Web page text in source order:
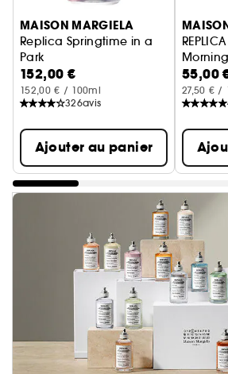
MAISON MARGIELA
Replica Springtime in a
Park
Eau de Toilette Florale Fruitée
152,00 €
152,00 € / 100ml
326avis
Ajouter au panier
Morning
Lait
55,00
27,50 € /